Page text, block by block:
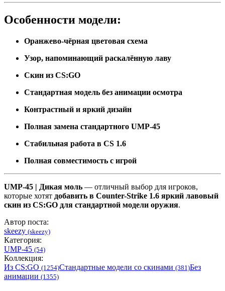
Особенности модели:
Оранжево-чёрная цветовая схема
Узор, напоминающий раскалённую лаву
Скин из CS:GO
Стандартная модель без анимации осмотра
Контрастный и яркий дизайн
Полная замена стандартного UMP-45
Стабильная работа в CS 1.6
Полная совместимость с игрой
UMP-45 | Дикая моль — отличный выбор для игроков,
которые хотят добавить в Counter-Strike 1.6 яркий лавовый
скин из CS:GO для стандартной модели оружия.
Автор поста:
skeezy (skeezy)
Категория:
UMP-45 (54)
Коллекция:
Из CS:GO (1254)Стандартные модели со скинами (381)Без
анимации (1355)